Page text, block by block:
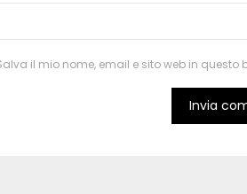
il mio nome, email e sito web in